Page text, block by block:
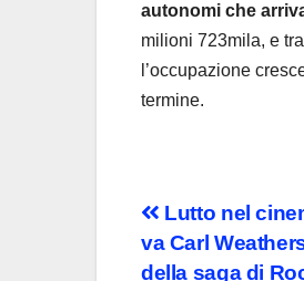
autonomi che
milioni 723mila, e
l’occupazione
termine.
Post
Lutto nel
va Carl
della saga di